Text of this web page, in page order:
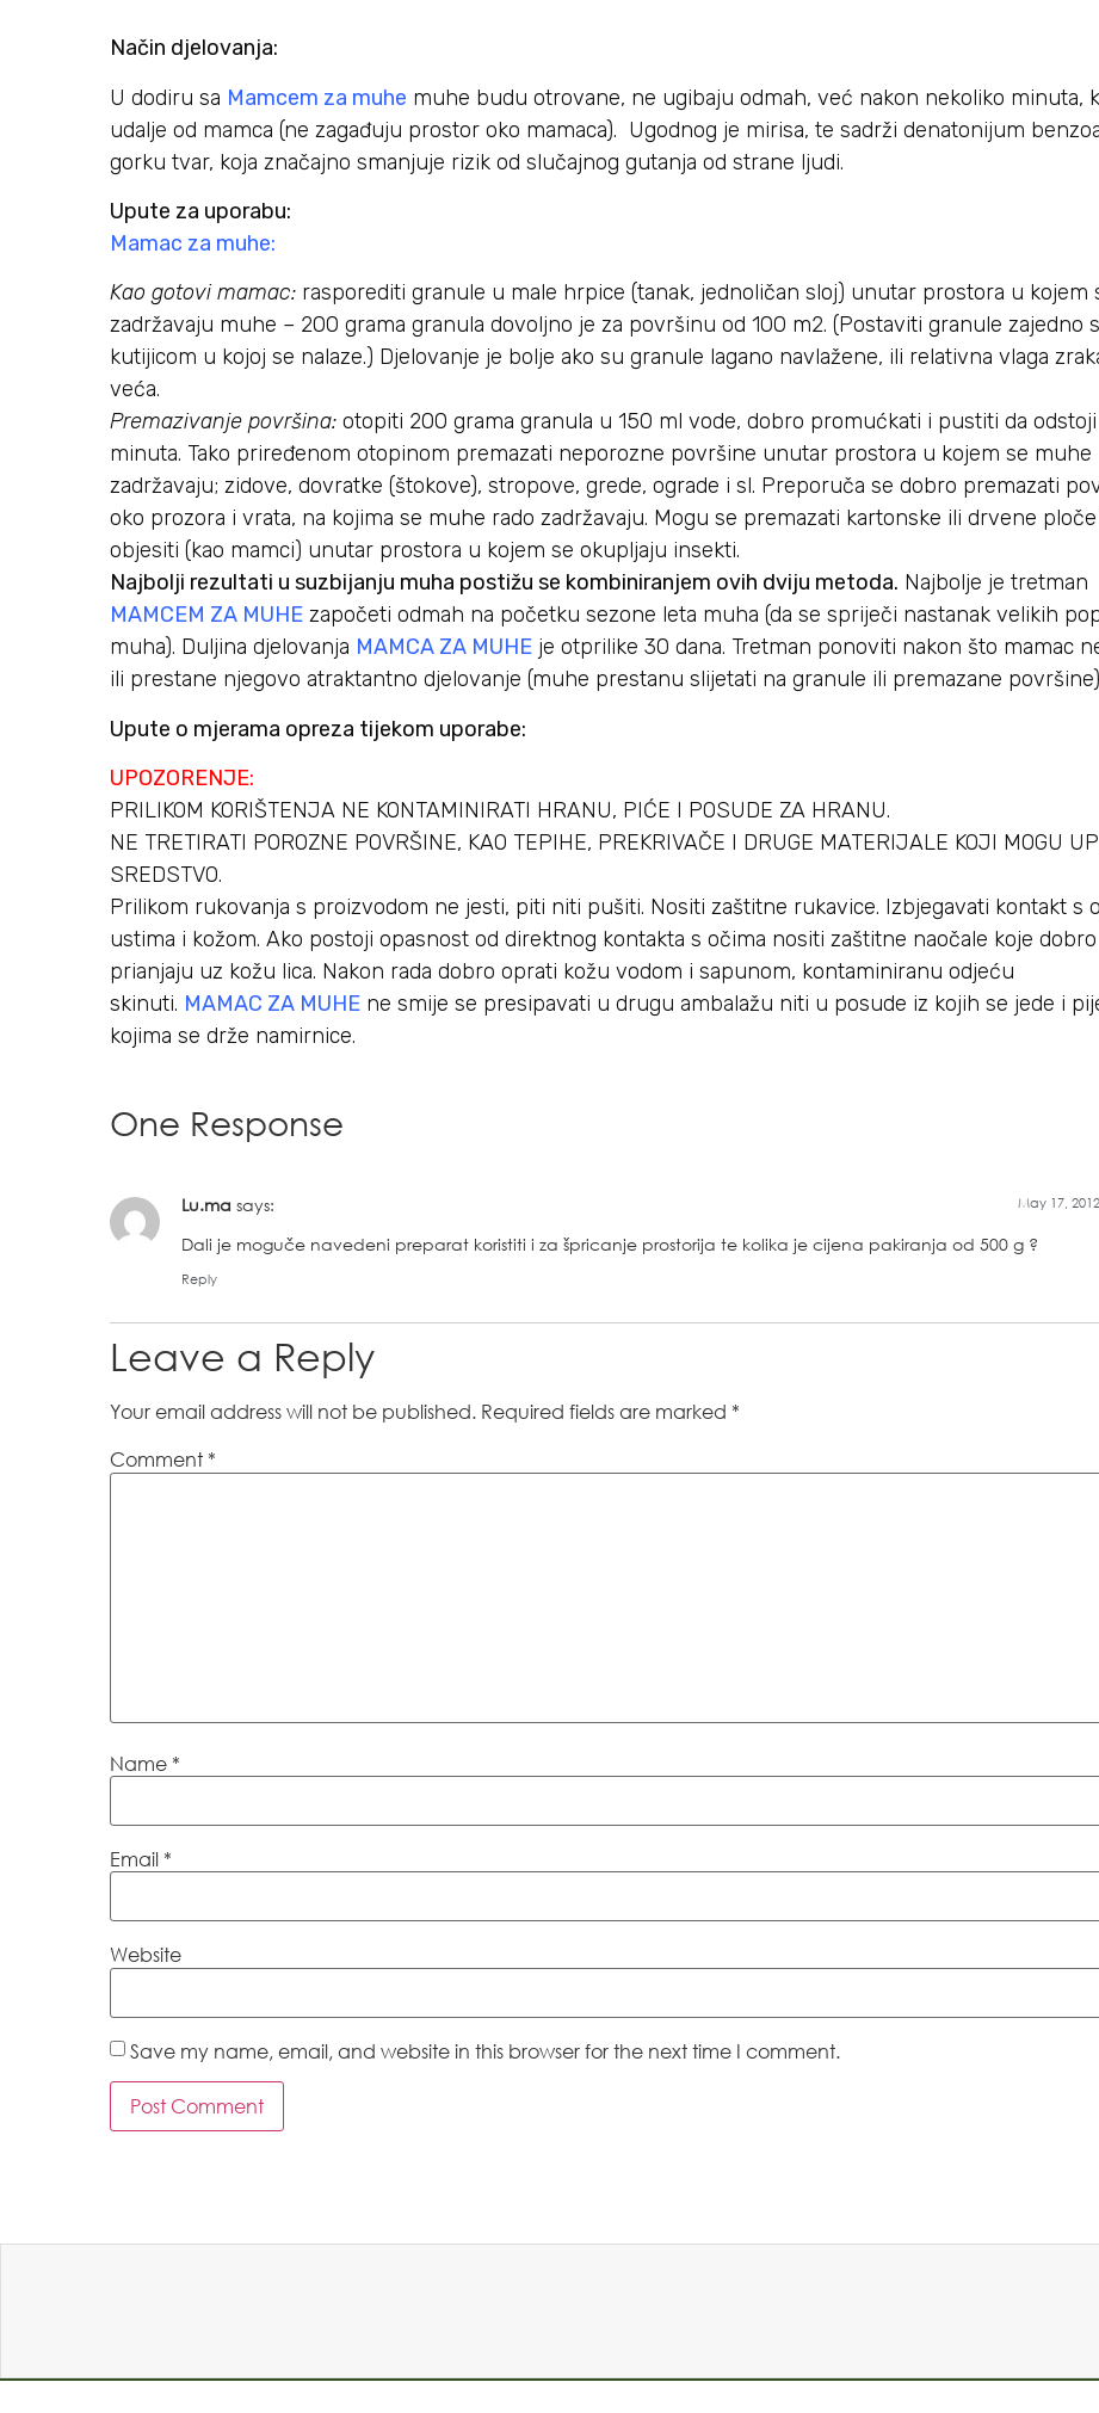
Način djelovanja:
U dodiru sa Mamcem za muhe muhe budu otrovane, ne ugibaju odmah, već nakon nekoliko minuta,
udalje od mamca (ne zagađuju prostor oko mamaca). Ugodnog je mirisa, te sadrži denatonijum
gorku tvar, koja značajno smanjuje rizik od slučajnog gutanja od strane ljudi.
Upute za uporabu:
Mamac za muhe:
Kao gotovi mamac: rasporediti granule u male hrpice (tanak, jednoličan sloj) unutar prostora u kojem
zadržavaju muhe – 200 grama granula dovoljno je za površinu od 100 m2. (Postaviti granule zajedno s
kutijicom u kojoj se nalaze.) Djelovanje je bolje ako su granule lagano navlažene, ili relativna vlaga
veća.
Premazivanje površina: otopiti 200 grama granula u 150 ml vode, dobro promućkati i pustiti da odstoji
minuta. Tako priređenom otopinom premazati neporozne površine unutar prostora u kojem se muhe
zadržavaju; zidove, dovratke (štokove), stropove, grede, ograde i sl. Preporuča se dobro premazati
oko prozora i vrata, na kojima se muhe rado zadržavaju. Mogu se premazati kartonske ili drvene
objesiti (kao mamci) unutar prostora u kojem se okupljaju insekti.
Najbolji rezultati u suzbijanju muha postižu se kombiniranjem ovih dviju metoda. Najbolje je tretman
MAMCEM ZA MUHE započeti odmah na početku sezone leta muha (da se spriječi nastanak velikih
muha). Duljina djelovanja MAMCA ZA MUHE je otprilike 30 dana. Tretman ponoviti nakon što mamac
ili prestane njegovo atraktantno djelovanje (muhe prestanu slijetati na granule ili premazane
Upute o mjerama opreza tijekom uporabe:
UPOZORENJE:
PRILIKOM KORIŠTENJA NE KONTAMINIRATI HRANU, PIĆE I POSUDE ZA HRANU.
NE TRETIRATI POROZNE POVRŠINE, KAO TEPIHE, PREKRIVAČE I DRUGE MATERIJALE KOJI MOGU
SREDSTVO.
Prilikom rukovanja s proizvodom ne jesti, piti niti pušiti. Nositi zaštitne rukavice. Izbjegavati kontakt s
ustima i kožom. Ako postoji opasnost od direktnog kontakta s očima nositi zaštitne naočale koje dobro
prianjaju uz kožu lica. Nakon rada dobro oprati kožu vodom i sapunom, kontaminiranu odjeću
skinuti. MAMAC ZA MUHE ne smije se presipavati u drugu ambalažu niti u posude iz kojih se jede i
kojima se drže namirnice.
One Response
Lu.ma says: May 17,
Dali je moguče navedeni preparat koristiti i za špricanje prostorija te kolika je cijena pakiranja od 500 g ?
Reply
Leave a Reply
Your email address will not be published. Required fields are marked *
Comment *
Name *
Email *
Website
Save my name, email, and website in this browser for the next time I comment.